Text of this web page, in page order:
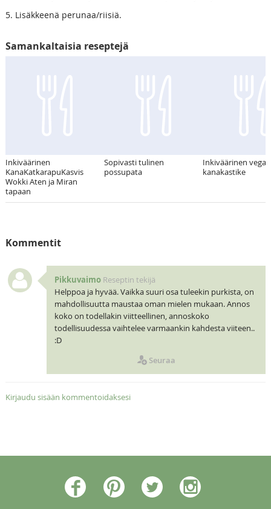
5. Lisäkkeenä perunaa/riisiä.
Samankaltaisia reseptejä
Inkiväärinen
KanaKatkarapuKasvis
Wokki Aten ja Miran
tapaan
Sopivasti tulinen
possupata
Inkiväärinen
kanakastike
Kommentit
Pikkuvaimo Reseptin tekijä
Helppoa ja hyvää. Vaikka suuri osa tuleekin purkista, on
mahdollisuutta maustaa oman mielen mukaan. Annos
koko on todellakin viitteellinen, annoskoko
todellisuudessa vaihtelee varmaankin kahdesta viiteen..
:D
Seuraa
Kirjaudu sisään kommentoidaksesi